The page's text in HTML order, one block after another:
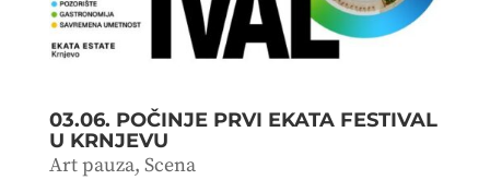
03.06. POČINJE PRVI EKATA FESTIVAL
U KRNJEVU
Art pauza, Scena